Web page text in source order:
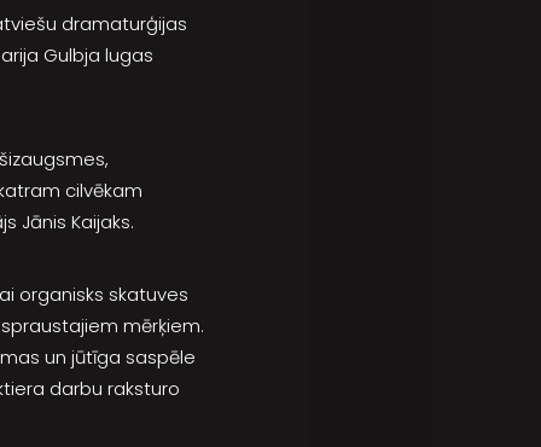
dramaturģijas
Gulbja lugas
cilvēkam
Jānis Kaijaks.
organisks skatuves
mērķiem.
un jūtīga saspēle
darbu raksturo